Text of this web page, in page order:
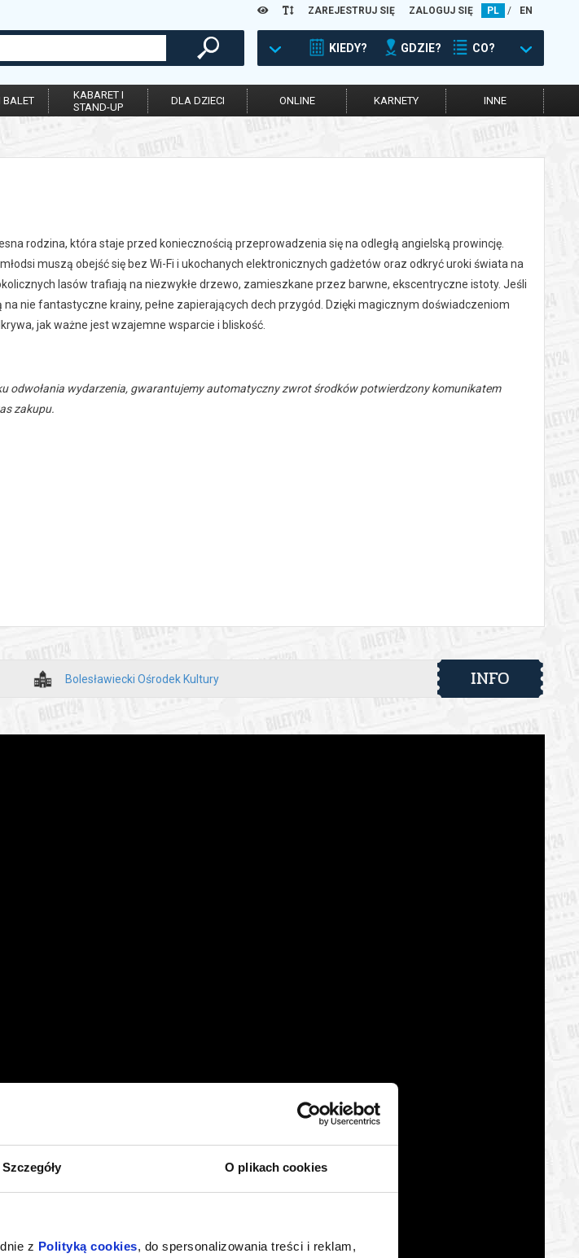
Szczegóły O plikach cookies
z Polityką cookies, do spersonalizowania treści i reklam,
ZAREJESTRUJ SIĘ ZALOGUJ SIĘ PL / EN
KIEDY? GDZIE? CO?
BALET
KABARET I
STAND-UP
DLA DZIECI ONLINE KARNETY INNE
rodzina, która staje przed koniecznością przeprowadzenia się na odległą angielską prowincję.
muszą obejść się bez Wi-Fi i ukochanych elektronicznych gadżetów oraz odkryć uroki świata na
lasów trafiają na niezwykłe drzewo, zamieszkane przez barwne, ekscentryczne istoty. Jeśli
nie fantastyczne krainy, pełne zapierających dech przygód. Dzięki magicznym doświadczeniom
jak ważne jest wzajemne wsparcie i bliskość.
odwołania wydarzenia, gwarantujemy automatyczny zwrot środków potwierdzony komunikatem
zakupu.
Bolesławiecki Ośrodek Kultury INFO